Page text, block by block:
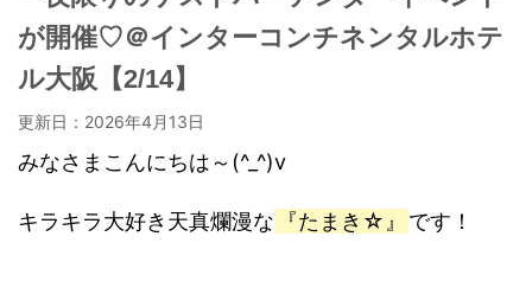
が開催♡＠インターコンチネンタルホテ
ル大阪【2/14】
更新日： 2026年4月13日
みなさまこんにちは～(^_^)v
キラキラ大好き天真爛漫な 『たまき☆』 です！